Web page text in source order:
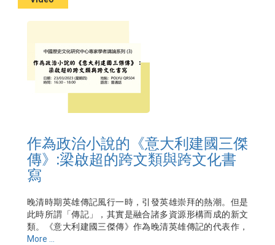
講者：陳煒舜博士 (香港中文大學)
作為政治小說的《意大利建國三傑
傳》:梁啟超的跨文類與跨文化書
寫
晚清時期英雄傳記風行一時，引發英雄崇拜的熱潮。但是
此時所謂「傳記」，其實是融合諸多資源形構而成的新文
類。《意大利建國三傑傳》作為晚清英雄傳記的代表作，
充分展示了這一特徵。梁啟超借鑑明治政治小說的多種書
More ...